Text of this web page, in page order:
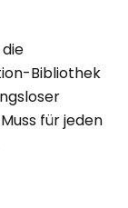
Bibliothek
für jeden